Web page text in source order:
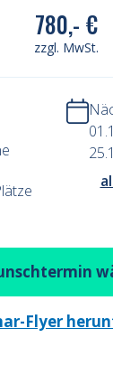
780,- €
zzgl. MwSt.
Flyer